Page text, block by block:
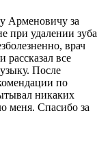
Арменовичу за
при удалении зуба
врач
все
После
по
никаких
меня. Спасибо за